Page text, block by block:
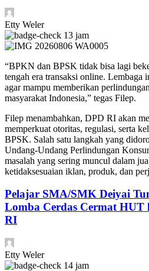
Etty Weler
13 jam
​“BPKN dan BPSK tidak bisa lagi
tengah era transaksi online. Lembaga
agar mampu memberikan
masyarakat Indonesia,” tegas Filep.
​Filep menambahkan, DPD RI akan
memperkuat otoritas, regulasi, serta
BPSK. Salah satu langkah yang
Undang-Undang Perlindungan
masalah yang sering muncul dalam
ketidaksesuaian iklan, produk, dan
Pelajar SMA/SMK Deiyai
Lomba Cerdas Cermat HUT
RI
Etty Weler
14 jam